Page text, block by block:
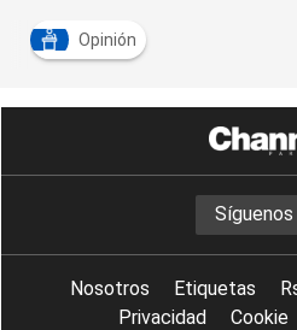
Opinión
Síguenos
Nosotros Etiquetas
Privacidad
Cookie